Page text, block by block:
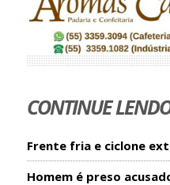
CONTINUE
Frente fria e ciclone
Homem é preso